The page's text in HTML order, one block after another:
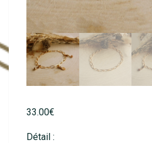
33.00€
Détail :